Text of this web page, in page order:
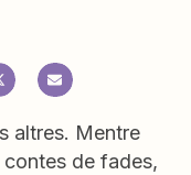
altres. Mentre
de fades,